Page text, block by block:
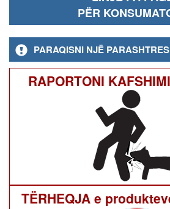
PËR
PARAQISNI NJË
RAPORTONI
TËRHEQJA e